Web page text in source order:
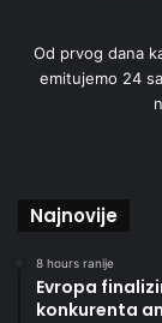
Od prvog dana
emitujemo 24
Najnovije
8 hours ranije
Evropa
konkurenta